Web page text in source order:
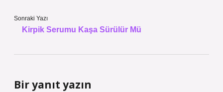
Sonraki Yazı
Kirpik Serumu Kaşa Sürülür Mü
Bir yanıt yazın